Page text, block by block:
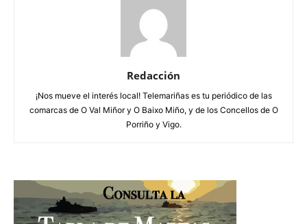
Redacción
¡Nos mueve el interés local! Telemariñas es tu periódico de las
comarcas de O Val Miñor y O Baixo Miño, y de los Concellos de O
Porriño y Vigo.